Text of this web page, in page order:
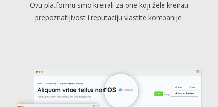
Ovu platformu smo kreirali za one koji žele kreirati
prepoznatljivost i reputaciju vlastite kompanije.